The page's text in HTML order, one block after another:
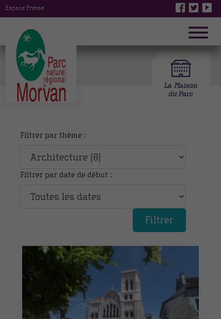
Espace Presse
Filtrer par thème :
Filtrer par date de début :
Filtrer